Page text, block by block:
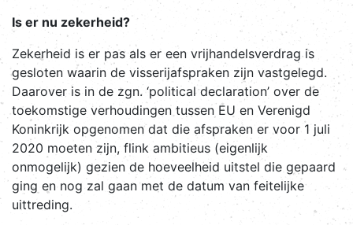
Is er nu zekerheid?
Zekerheid is er pas als er een vrijhandelsverdrag is
gesloten waarin de visserijafspraken zijn vastgelegd.
Daarover is in de zgn. ‘political declaration’ over de
toekomstige verhoudingen tussen EU en Verenigd
Koninkrijk opgenomen dat die afspraken er voor 1 juli
2020 moeten zijn, flink ambitieus (eigenlijk
onmogelijk) gezien de hoeveelheid uitstel die gepaard
ging en nog zal gaan met de datum van feitelijke
uittreding.